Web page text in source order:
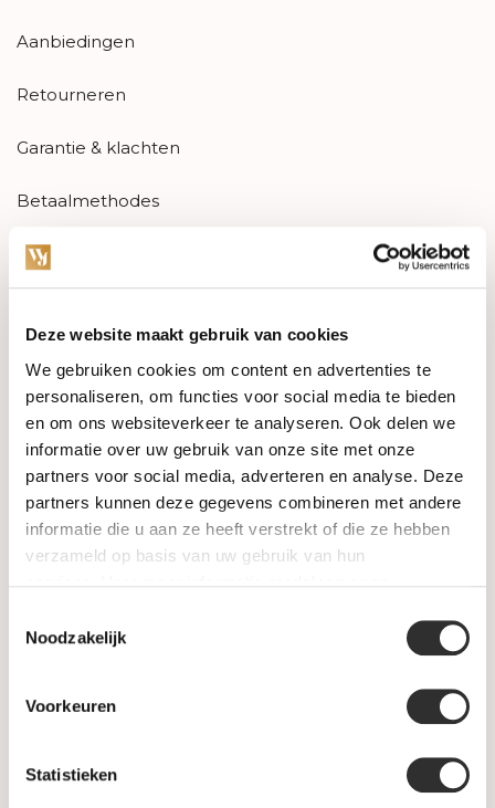
Deze website maakt gebruik van cookies
We gebruiken cookies om content en advertenties te
personaliseren, om functies voor social media te bieden
en om ons websiteverkeer te analyseren. Ook delen we
informatie over uw gebruik van onze site met onze
partners voor social media, adverteren en analyse. Deze
partners kunnen deze gegevens combineren met andere
informatie die u aan ze heeft verstrekt of die ze hebben
verzameld op basis van uw gebruik van hun
Noodzakelijk
Voorkeuren
Statistieken
Aanbiedingen
Retourneren
Garantie & klachten
Betaalmethodes
Sitemap
Categories
Watches
Jewellery
Wedding rings
PRE-OWNED
Maatwerk